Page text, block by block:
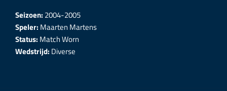
Seizoen: 2004-2005
Speler: Maarten Martens
Status: Match Worn
Wedstrijd: Diverse